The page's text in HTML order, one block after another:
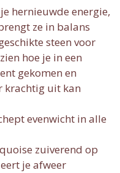
hernieuwde energie,
ze in balans
steen voor
hoe je in een
gekomen en
krachtig uit kan
evenwicht in alle
zuiverend op
je afweer